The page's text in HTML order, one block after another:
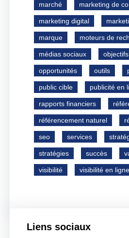
marché marketing de
marketing digital
marque moteurs de
médias sociaux objectifs
opportunités outils
public cible publicité en
rapports financiers
référencement naturel
seo services
stratégies succès
visibilité visibilité en ligne
Liens sociaux